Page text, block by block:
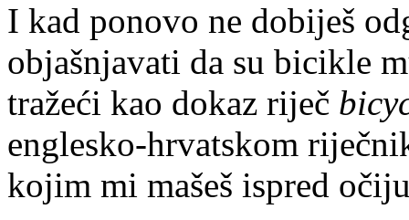
I kad ponovo ne dobiješ
objašnjavati da su bicikle
tražeći kao dokaz riječ
englesko-hrvatskom
kojim mi mašeš ispred